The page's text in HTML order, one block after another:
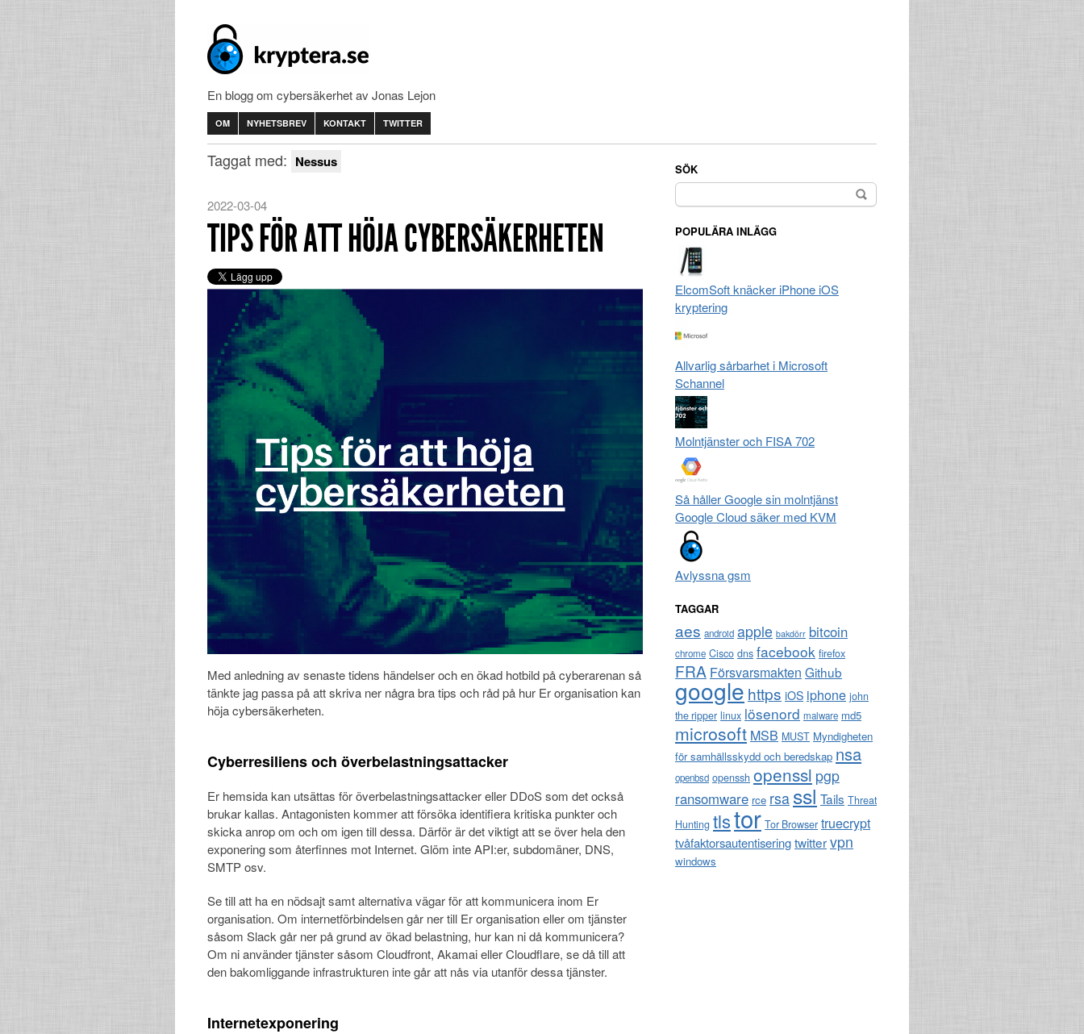
En blogg om cybersäkerhet av Jonas Lejon
OM NYHETSBREV KONTAKT TWITTER
Taggat med: Nessus
2022-03-04
TIPS FÖR ATT HÖJA CYBERSÄKERHETEN
Med anledning av senaste tidens händelser och en ökad hotbild på cyberarenan så
tänkte jag passa på att skriva ner några bra tips och råd på hur Er organisation kan
höja cybersäkerheten.
Cyberresiliens och överbelastningsattacker
Er hemsida kan utsättas för överbelastningsattacker eller DDoS som det också
brukar kallas. Antagonisten kommer att försöka identifiera kritiska punkter och
skicka anrop om och om igen till dessa. Därför är det viktigt att se över hela den
exponering som återfinnes mot Internet. Glöm inte API:er, subdomäner, DNS,
SMTP osv.
Se till att ha en nödsajt samt alternativa vägar för att kommunicera inom Er
organisation. Om internetförbindelsen går ner till Er organisation eller om tjänster
såsom Slack går ner på grund av ökad belastning, hur kan ni då kommunicera?
Om ni använder tjänster såsom Cloudfront, Akamai eller Cloudflare, se då till att
den bakomliggande infrastrukturen inte går att nås via utanför dessa tjänster.
Internetexponering
SÖK
Sök
efter:
POPULÄRA INLÄGG
ElcomSoft knäcker iPhone iOS
kryptering
Allvarlig sårbarhet i Microsoft
Schannel
Molntjänster och FISA 702
Så håller Google sin molntjänst
Google Cloud säker med KVM
Avlyssna gsm
TAGGAR
aes android apple bakdörr bitcoin
chrome Cisco dns facebook firefox
FRA Försvarsmakten Github
google https iOS iphone john
the ripper linux lösenord malware md5
microsoft MSB MUST Myndigheten
för samhällsskydd och beredskap nsa
openbsd openssh openssl pgp
ransomware rce rsa ssl Tails Threat
Hunting tlstor Tor Browser truecrypt
tvåfaktorsautentiseringtwittervpn
windows